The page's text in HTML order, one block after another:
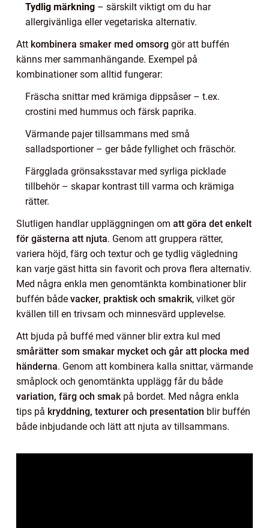
Tydlig märkning – särskilt viktigt om du har
allergivänliga eller vegetariska alternativ.
Att kombinera smaker med omsorg gör att buffén
känns mer sammanhängande. Exempel på
kombinationer som alltid fungerar:
Fräscha snittar med krämiga dippsåser – t.ex.
crostini med hummus och färsk paprika.
Värmande pajer tillsammans med små
salladsportioner – ger både fyllighet och fräschör.
Färgglada grönsaksstavar med syrliga picklade
tillbehör – skapar kontrast till varma och krämiga
rätter.
Slutligen handlar uppläggningen om att göra det enkelt
för gästerna att njuta. Genom att gruppera rätter,
variera höjd, färg och textur och ge tydlig vägledning
kan varje gäst hitta sin favorit och prova flera alternativ.
Med några enkla men genomtänkta kombinationer blir
buffén både vacker, praktisk och smakrik, vilket gör
kvällen till en trivsam och minnesvärd upplevelse.
Att bjuda på buffé med vänner blir extra kul med
smårätter som smakar mycket och går att plocka med
händerna. Genom att kombinera kalla snittar, värmande
småplock och genomtänkta upplägg får du både
variation, färg och smak på bordet. Med några enkla
tips på kryddning, texturer och presentation blir buffén
både inbjudande och lätt att njuta av tillsammans.